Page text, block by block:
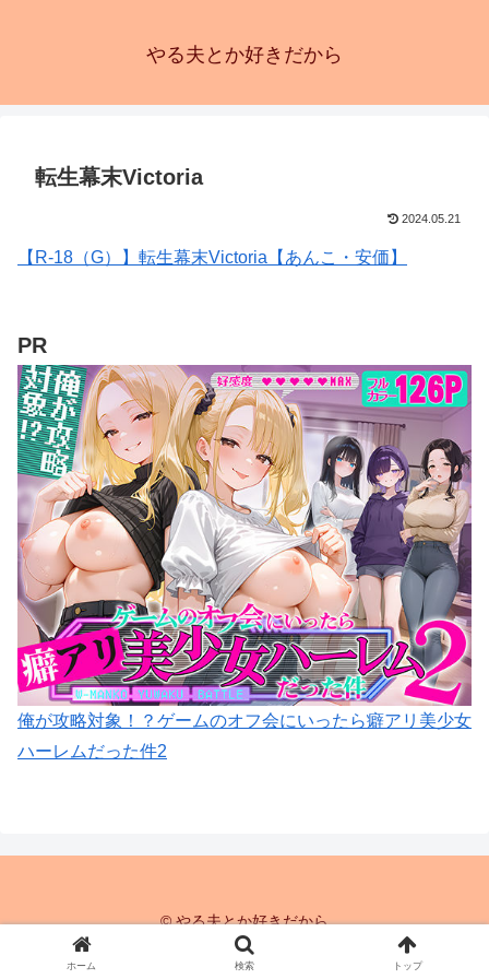
やる夫とか好きだから
転生幕末Victoria
2024.05.21
【R-18（G）】転生幕末Victoria【あんこ・安価】
PR
俺が攻略対象！？ゲームのオフ会にいったら癖アリ美少女
ハーレムだった件2
© やる夫とか好きだから
ホーム 検索 トップ